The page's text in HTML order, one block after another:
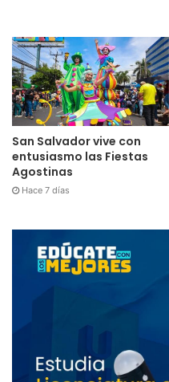
San Salvador vive con
entusiasmo las Fiestas
Agostinas
Hace 7 días